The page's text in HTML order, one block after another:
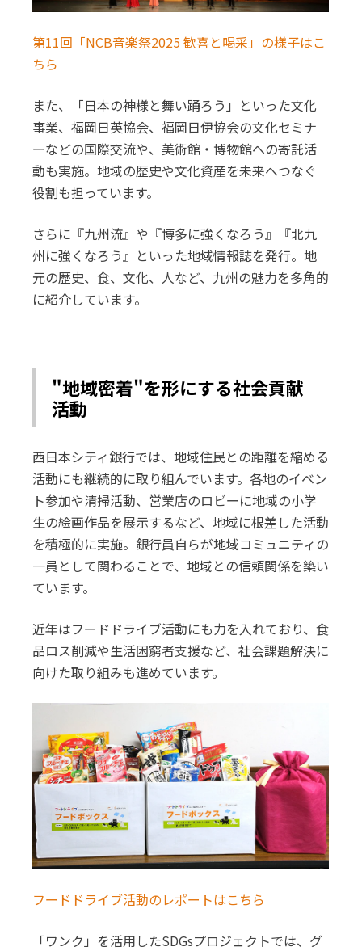
第11回「NCB音楽祭2025 歓喜と喝采」の様子はこ
ちら
また、「日本の神様と舞い踊ろう」といった文化
事業、福岡日英協会、福岡日伊協会の文化セミナ
ーなどの国際交流や、美術館・博物館への寄託活
動も実施。地域の歴史や文化資産を未来へつなぐ
役割も担っています。
さらに『九州流』や『博多に強くなろう』『北九
州に強くなろう』といった地域情報誌を発行。地
元の歴史、食、文化、人など、九州の魅力を多角的
に紹介しています。
"地域密着"を形にする社会貢献
活動
西日本シティ銀行では、地域住民との距離を縮める
活動にも継続的に取り組んでいます。各地のイベン
ト参加や清掃活動、営業店のロビーに地域の小学
生の絵画作品を展示するなど、地域に根差した活動
を積極的に実施。銀行員自らが地域コミュニティの
一員として関わることで、地域との信頼関係を築い
ています。
近年はフードドライブ活動にも力を入れており、食
品ロス削減や生活困窮者支援など、社会課題解決に
向けた取り組みも進めています。
フードドライブ活動のレポートはこちら
「ワンク」を活用したSDGsプロジェクトでは、グ